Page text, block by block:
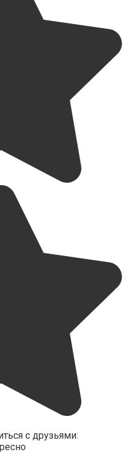
с друзьями: